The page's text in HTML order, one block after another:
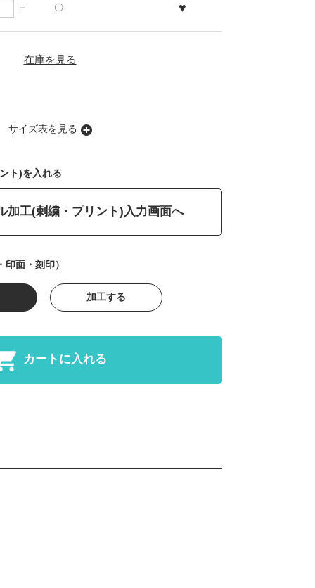
〇 ♥
在庫を見る
サイズ表を見る
ト)を入れる
加工(刺繍・プリント)入力画面へ
面・刻印）
加工する
カートに入れる